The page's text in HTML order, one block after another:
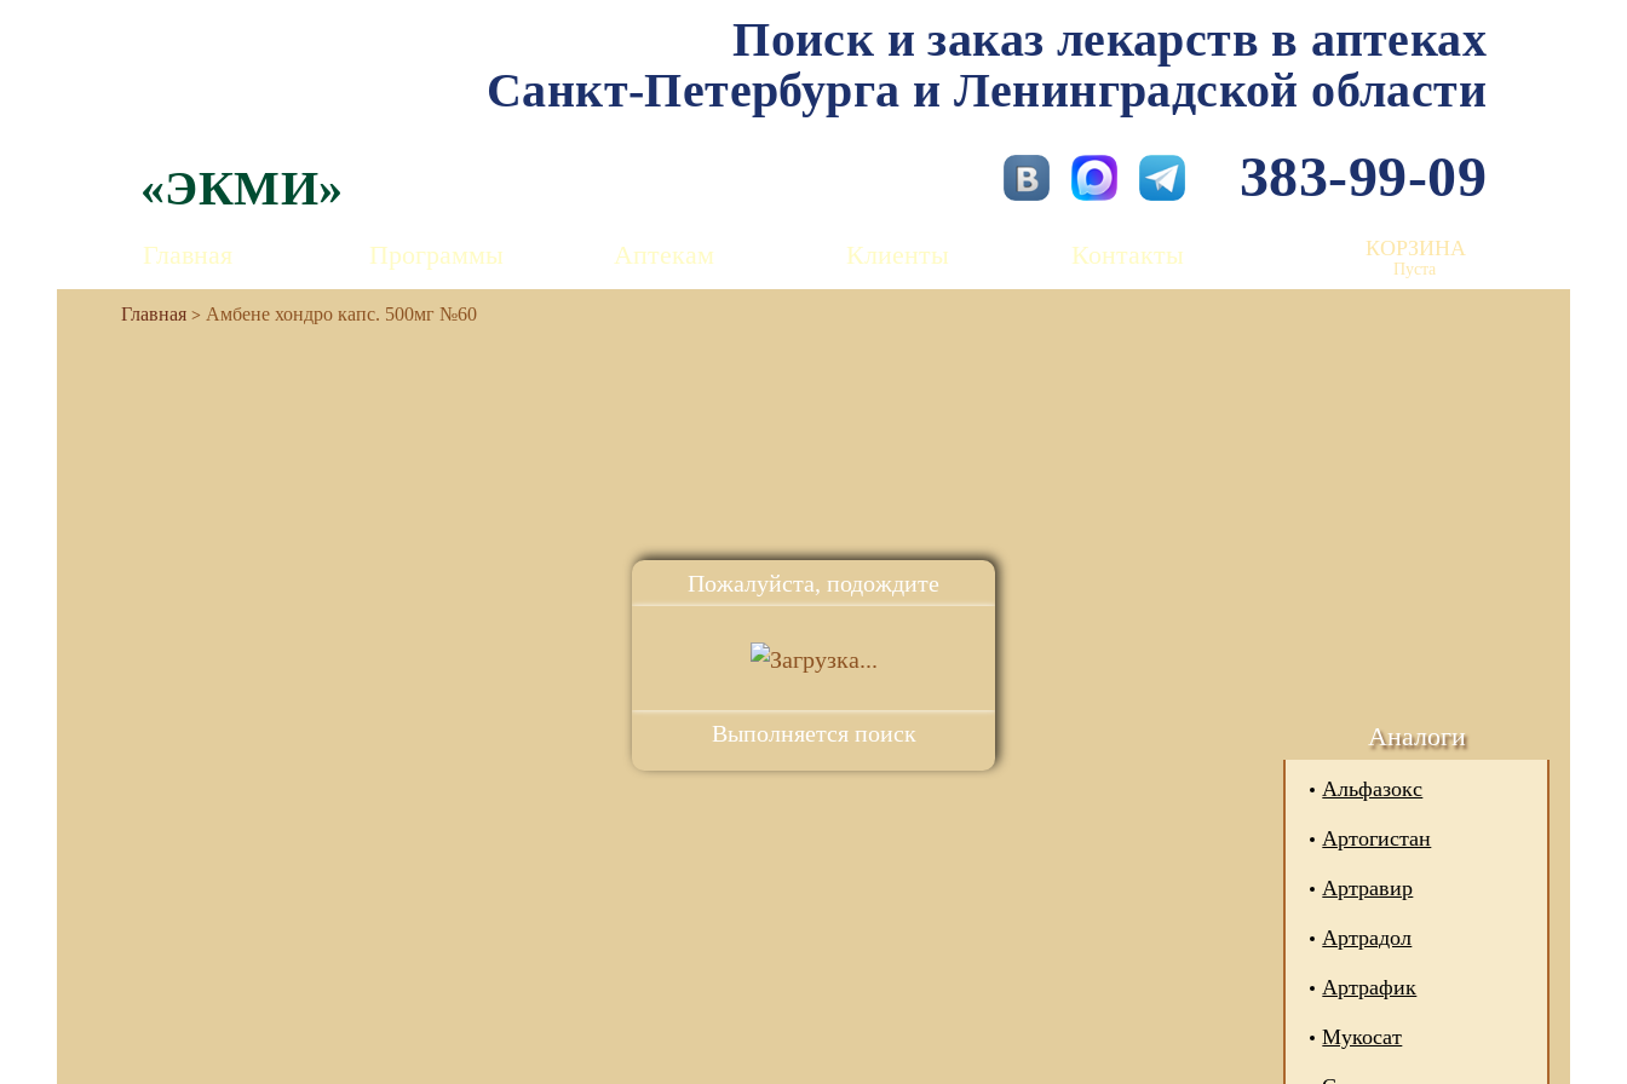
Пожалуйста, подождите
Выполняется поиск
Поиск и заказ лекарств в аптеках
Санкт-Петербурга и Ленинградской области
383-99-09
«ЭКМИ»
Главная Программы Аптекам Клиенты Контакты КОРЗИНА
Пуста
Амбене хондро капс. 500мг №60
Аналоги
Альфазокс
Артогистан
Артравир
Артрадол
Артрафик
Мукосат